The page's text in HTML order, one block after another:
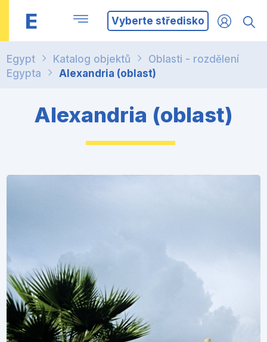
E Vyberte středisko
Egypt Katalog objektů
Oblasti - rozdělení
Egypta
Alexandria (oblast)
Alexandria (oblast)